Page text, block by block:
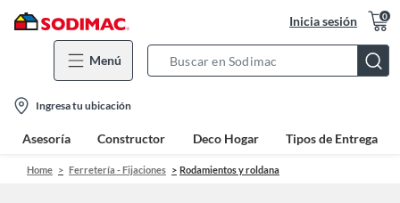
Inicia sesión 0
Menú
Bar
location-
icon
Ingresa tu ubicación
Asesoría Constructor Deco Hogar Tipos de Entrega
Home Ferretería - Fijaciones Rodamientos y roldana